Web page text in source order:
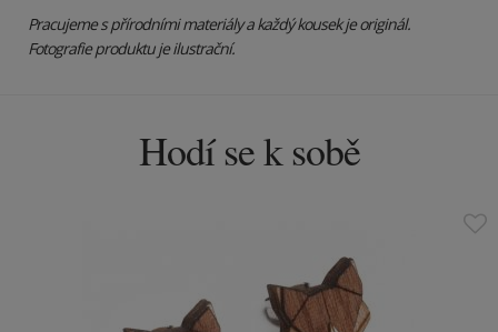
Pracujeme s přírodními materiály a každý kousek je originál.
Fotografie produktu je ilustrační.
Hodí se k sobě